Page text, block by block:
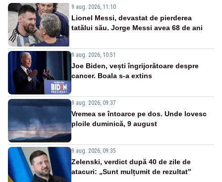
9 aug. 2026, 11:10
Lionel Messi, devastat de pierderea
tatălui său. Jorge Messi avea 68 de ani
9 aug. 2026, 10:51
Joe Biden, vești îngrijorătoare despre
cancer. Boala s-a extins
9 aug. 2026, 09:37
Vremea se întoarce pe dos. Unde lovesc
ploile duminică, 9 august
9 aug. 2026, 09:35
Zelenski, verdict după 40 de zile de
atacuri: „Sunt mulțumit de rezultat”